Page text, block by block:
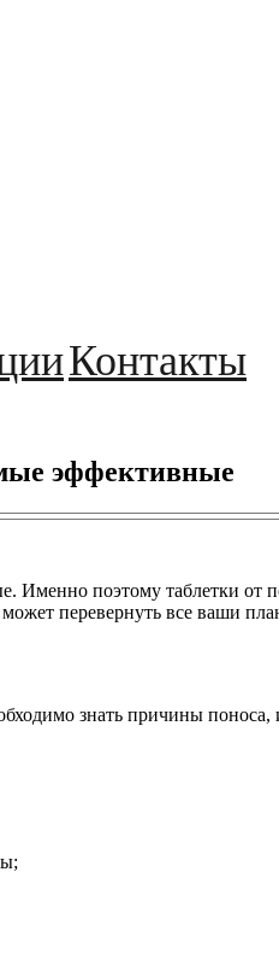
Контакты
эффективные
Именно поэтому таблетки
перевернуть все ваши
знать причины